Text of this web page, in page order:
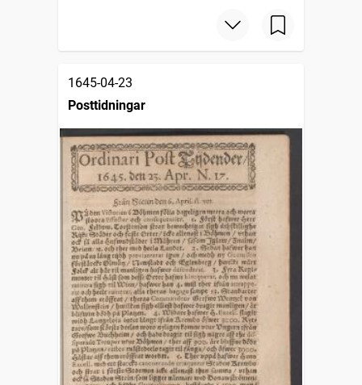
1645-04-23
Posttidningar